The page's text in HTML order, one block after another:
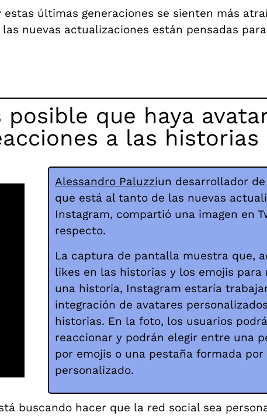
últimas generaciones se sienten más
nuevas actualizaciones están pensadas
que haya
a las historias
Alessandro Paluzziun desarrollador
que está al tanto de las nuevas
Instagram, compartió una imagen en
respecto.
La captura de pantalla muestra que,
likes en las historias y los emojis para
una historia, Instagram estaría
integración de avatares
historias. En la foto, los usuarios
reaccionar y podrán elegir entre una
por emojis o una pestaña formada
personalizado.
buscando hacer que la red social sea